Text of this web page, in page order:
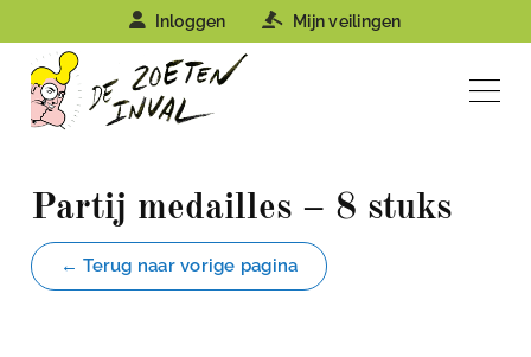
Inloggen Mijn veilingen
Partij medailles – 8 stuks
← Terug naar vorige pagina